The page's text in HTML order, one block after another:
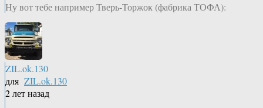
Ну вот тебе например Тверь-Торжок (фабрика ТОФА):
ZIL.ok.130
для ZIL.ok.130
2 лет назад